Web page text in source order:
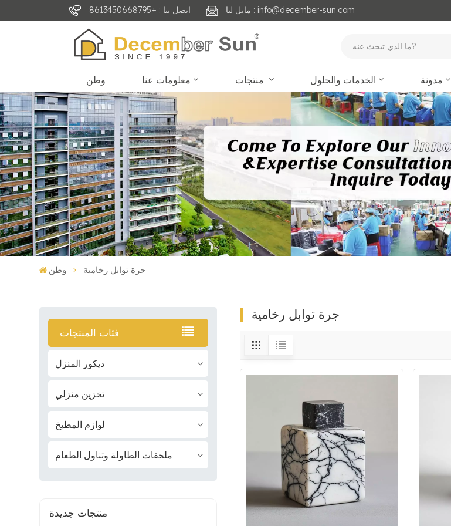
اتصل بنا : +8613450668795 مايل لنا : info@december-sun.com
وطن معلومات عنا الخدمات والحلول مدونة
وطن جرة توابل رخامية
فئات المنتجات
ديكور المنزل
تخزين منزلي
لوازم المطبخ
ملحقات الطاولة وتناول الطعام
منتجات جديدة
جرة توابل رخامية